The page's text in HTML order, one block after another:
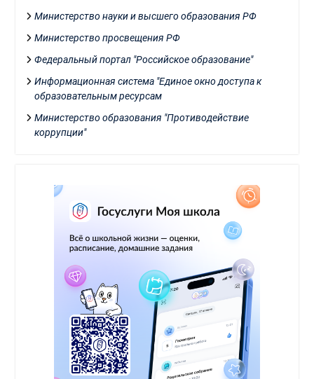
Министерство науки и высшего образования РФ
Министерство просвещения РФ
Федеральный портал "Российское образование"
Информационная система "Единое окно доступа к
образовательным ресурсам
Министерство образования "Противодействие
коррупции"